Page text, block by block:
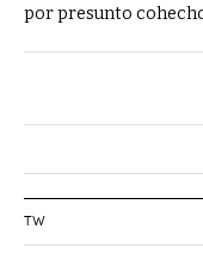
por presunto
TW